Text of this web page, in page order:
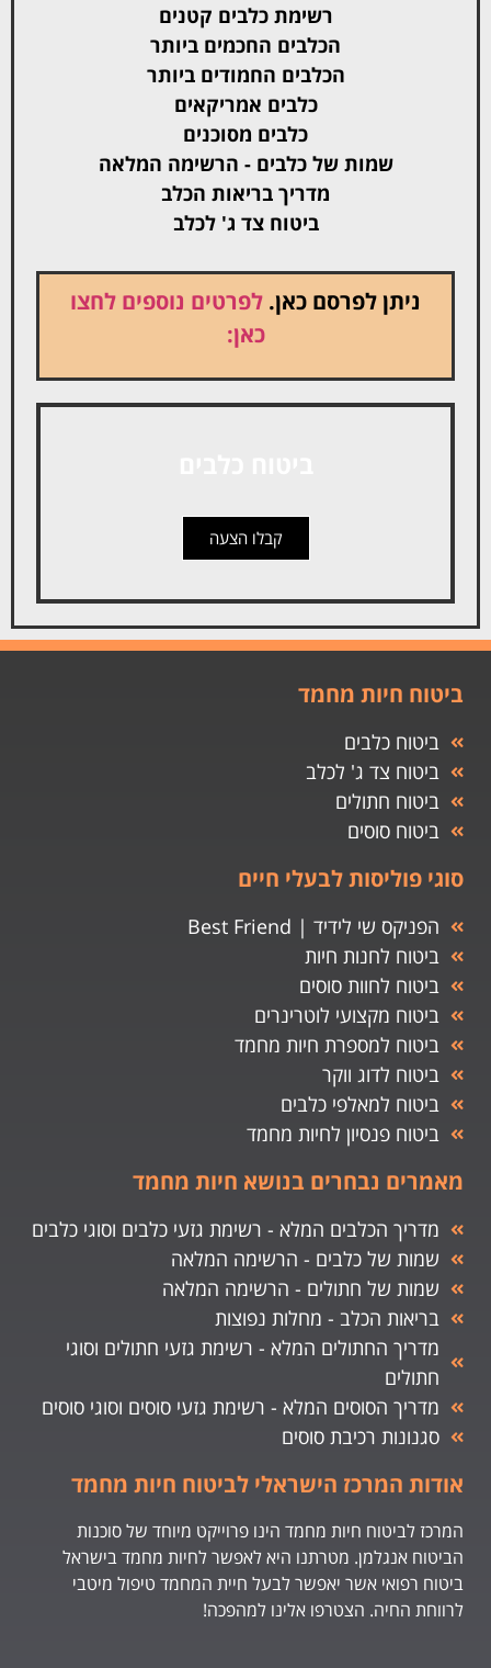
רשימת כלבים קטנים
הכלבים החכמים ביותר
הכלבים החמודים ביותר
כלבים אמריקאים
כלבים מסוכנים
שמות של כלבים - הרשימה המלאה
מדריך בריאות הכלב
ביטוח צד ג' לכלב
ניתן לפרסם כאן. לפרטים נוספים לחצו
כאן:
קבלו הצעה
ביטוח חיות מחמד
ביטוח כלבים
ביטוח צד ג' לכלב
ביטוח חתולים
ביטוח סוסים
סוגי פוליסות לבעלי חיים
הפניקס שי לידיד | Best Friend
ביטוח לחנות חיות
ביטוח לחוות סוסים
ביטוח מקצועי לוטרינרים
ביטוח למספרת חיות מחמד
ביטוח לדוג ווקר
ביטוח למאלפי כלבים
ביטוח פנסיון לחיות מחמד
מאמרים נבחרים בנושא חיות מחמד
מדריך הכלבים המלא - רשימת גזעי כלבים וסוגי כלבים
שמות של כלבים - הרשימה המלאה
שמות של חתולים - הרשימה המלאה
בריאות הכלב - מחלות נפוצות
מדריך החתולים המלא - רשימת גזעי חתולים וסוגי
חתולים
מדריך הסוסים המלא - רשימת גזעי סוסים וסוגי סוסים
סגנונות רכיבת סוסים
אודות המרכז הישראלי לביטוח חיות מחמד
המרכז לביטוח חיות מחמד הינו פרוייקט מיוחד של סוכנות
הביטוח אנגלמן. מטרתנו היא לאפשר לחיות מחמד בישראל
ביטוח רפואי אשר יאפשר לבעל חיית המחמד טיפול מיטבי
לרווחת החיה. הצטרפו אלינו למהפכה!